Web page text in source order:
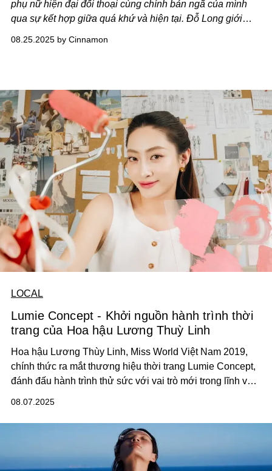
phụ nữ hiện đại đối thoại cùng chính bản ngã của mình
qua sự kết hợp giữa quá khứ và hiện tại. Đỗ Long giới
08.25.2025 by Cinnamon
LOCAL
Lumie Concept - Khởi nguồn hành trình thời
trang của Hoa hậu Lương Thuỳ Linh
Hoa hậu Lương Thùy Linh, Miss World Việt Nam 2019,
chính thức ra mắt thương hiệu thời trang Lumie Concept,
đánh đấu hành trình thử sức với vai trò mới trong lĩnh vực
08.07.2025